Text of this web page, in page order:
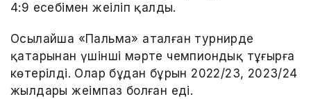
4:9 есебімен жеңіліп қалды.
Осылайша «Пальма» аталған турнирде
қатарынан үшінші мәрте чемпиондық тұғырға
көтерілді. Олар бұдан бұрын 2022/23, 2023/24
жылдары жеңімпаз болған еді.